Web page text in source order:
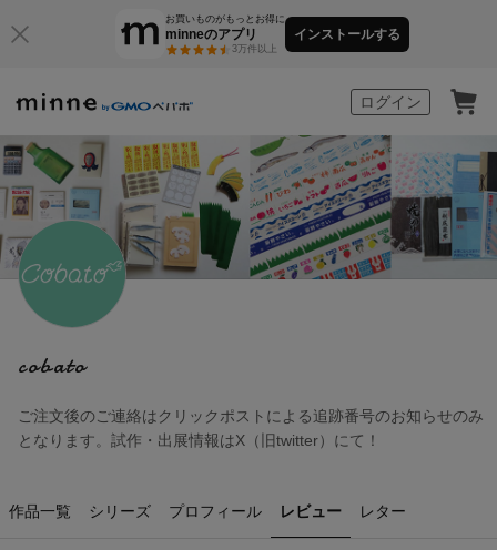
お買いものがもっとお得に
minneのアプリ
3万件以上
インストールする
ログイン
cobato
ご注文後のご連絡はクリックポストによる追跡番号のお知らせのみ
となります。試作・出展情報はX（旧twitter）にて！
作品一覧 シリーズ プロフィール レビュー レター